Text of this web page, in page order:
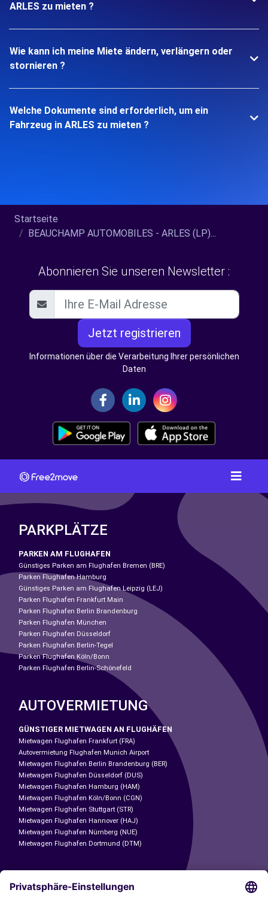
ARLES zu mieten ?
Wie kann ich meine Miete ändern, verlängern oder
stornieren ?
Welche Dokumente sind erforderlich, um ein
Fahrzeug in ARLES zu mieten ?
Startseite
BEAUCHAMP AUTOMOBILES - ARLES (LP)...
Abonnieren Sie unseren Newsletter :
Jetzt registrieren
Informationen über die Verarbeitung Ihrer persönlichen
Daten
PARKPLÄTZE
PARKEN AM FLUGHAFEN
Günstiges Parken am Flughafen Bremen (BRE)
Parken Flughafen Hamburg
Günstiges Parken am Flughafen Leipzig (LEJ)
Parken Flughafen Frankfurt Main
Parken Flughafen Berlin Brandenburg
Parken Flughafen München
Parken Flughafen Düsseldorf
Parken Flughafen Berlin-Tegel
Parken Flughafen Köln/Bonn
Parken Flughafen Berlin-Schönefeld
AUTOVERMIETUNG
GÜNSTIGER MIETWAGEN AN FLUGHÄFEN
Mietwagen Flughafen Frankfurt (FRA)
Autovermietung Flughafen Munich Airport
Mietwagen Flughafen Berlin Brandenburg (BER)
Mietwagen Flughafen Düsseldorf (DUS)
Mietwagen Flughafen Hamburg (HAM)
Mietwagen Flughafen Köln/Bonn (CGN)
Mietwagen Flughafen Stuttgart (STR)
Mietwagen Flughafen Hannover (HAJ)
Mietwagen Flughafen Nürnberg (NUE)
Mietwagen Flughafen Dortmund (DTM)
CARSHARING